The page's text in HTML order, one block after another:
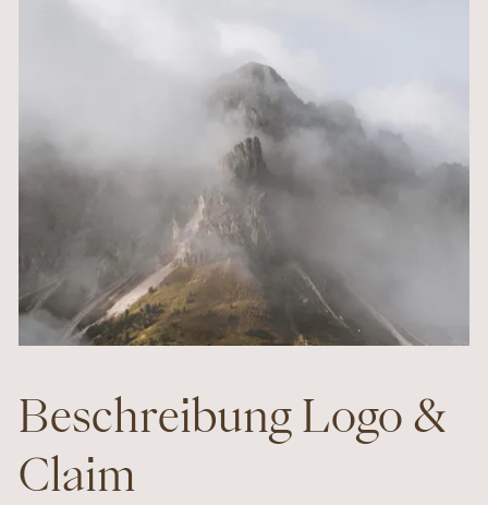
Beschreibung Logo &
Claim